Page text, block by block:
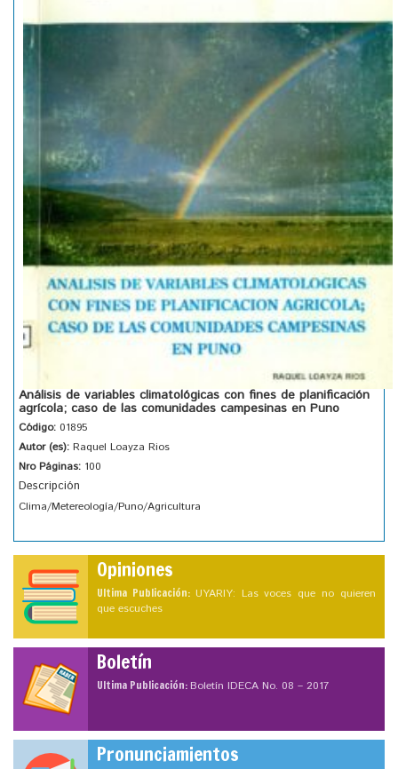
Análisis de variables climatológicas con fines de planificación
agrícola; caso de las comunidades campesinas en Puno
Código: 01895
Autor (es): Raquel Loayza Rios
Nro Páginas: 100
Descripción
Clima/Metereología/Puno/Agricultura
Opiniones
Ultima Publicación: UYARIY: Las voces que no quieren
que escuches
Boletín
Ultima Publicación:Boletín IDECA No. 08 – 2017
Pronunciamientos